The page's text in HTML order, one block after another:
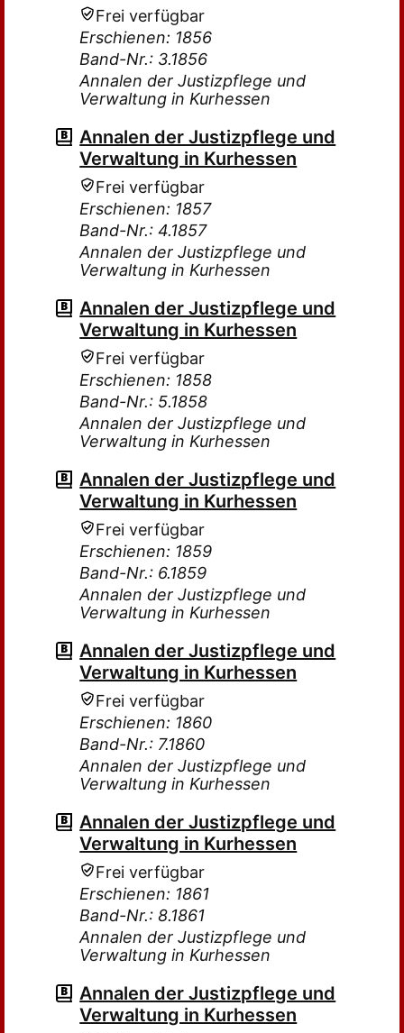
Frei verfügbar
Erschienen: 1856
Band-Nr.: 3.1856
Annalen der Justizpflege und
Verwaltung in Kurhessen
Annalen der Justizpflege und
Verwaltung in Kurhessen
Frei verfügbar
Erschienen: 1857
Band-Nr.: 4.1857
Annalen der Justizpflege und
Verwaltung in Kurhessen
Annalen der Justizpflege und
Verwaltung in Kurhessen
Frei verfügbar
Erschienen: 1858
Band-Nr.: 5.1858
Annalen der Justizpflege und
Verwaltung in Kurhessen
Annalen der Justizpflege und
Verwaltung in Kurhessen
Frei verfügbar
Erschienen: 1859
Band-Nr.: 6.1859
Annalen der Justizpflege und
Verwaltung in Kurhessen
Annalen der Justizpflege und
Verwaltung in Kurhessen
Frei verfügbar
Erschienen: 1860
Band-Nr.: 7.1860
Annalen der Justizpflege und
Verwaltung in Kurhessen
Annalen der Justizpflege und
Verwaltung in Kurhessen
Frei verfügbar
Erschienen: 1861
Band-Nr.: 8.1861
Annalen der Justizpflege und
Verwaltung in Kurhessen
Annalen der Justizpflege und
Verwaltung in Kurhessen